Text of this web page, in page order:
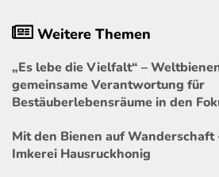
Weitere Themen
„Es lebe die Vielfalt“ –
gemeinsame Verantwortung für
Bestäuberlebensräume in den
Mit den Bienen auf
Imkerei Hausruckhonig